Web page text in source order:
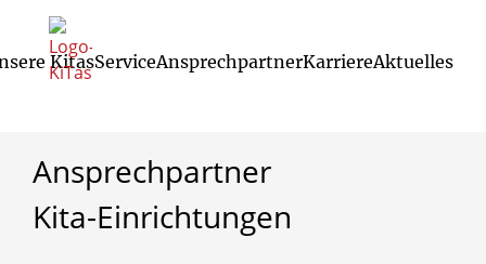
KitasServiceAnsprechpartnerKarriereAktuelles
Start /Ansprechpartner
Ansprechpartner
Kita-Einrichtungen